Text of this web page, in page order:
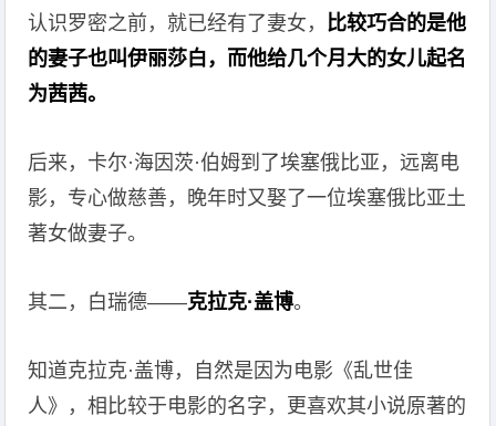
认识罗密之前，就已经有了妻女， 比较巧合的是他
的妻子也叫伊丽莎白，而他给几个月大的女儿起名
为茜茜。
后来，卡尔·海因茨·伯姆到了埃塞俄比亚，远离电
影，专心做慈善，晚年时又娶了一位埃塞俄比亚土
著女做妻子。
其二，白瑞德——克拉克·盖博。
知道克拉克·盖博，自然是因为电影《乱世佳
人》，相比较于电影的名字，更喜欢其小说原著的